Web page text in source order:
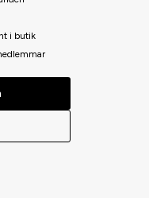
i butik